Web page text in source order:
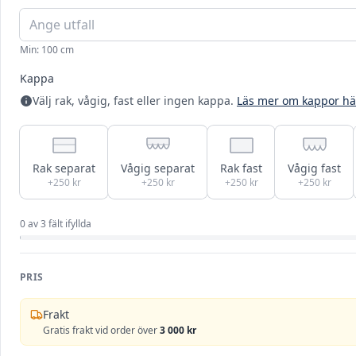
Min: 100 cm
Kappa
Välj rak, vågig, fast eller ingen kappa. Läs mer om kappor
Rak separat
+250 kr
Vågig separat
+250 kr
Rak fast
+250 kr
Vågig fast
+250 kr
0av3 fält ifyllda
PRIS
Frakt
Gratis frakt vid order över3 000 kr